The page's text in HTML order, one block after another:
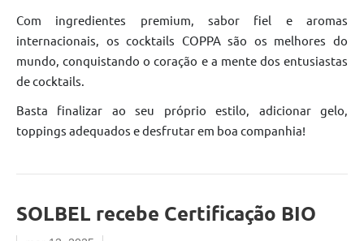
Com ingredientes premium, sabor fiel e aromas
internacionais, os cocktails COPPA são os melhores do
mundo, conquistando o coração e a mente dos entusiastas
de cocktails.
Basta finalizar ao seu próprio estilo, adicionar gelo,
toppings adequados e desfrutar em boa companhia!
SOLBEL recebe Certificação BIO